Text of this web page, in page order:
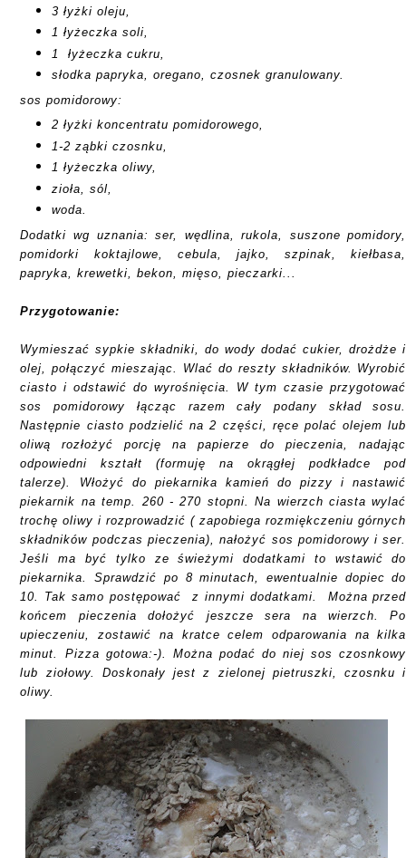
3 łyżki oleju,
1 łyżeczka soli,
1 łyżeczka cukru,
słodka papryka, oregano, czosnek granulowany.
sos pomidorowy:
2 łyżki koncentratu pomidorowego,
1-2 ząbki czosnku,
1 łyżeczka oliwy,
zioła, sól,
woda.
Dodatki wg uznania: ser, wędlina, rukola, suszone pomidory,
pomidorki koktajlowe, cebula, jajko, szpinak, kiełbasa,
papryka, krewetki, bekon, mięso, pieczarki...
Przygotowanie:
Wymieszać sypkie składniki, do wody dodać cukier, drożdże i
olej, połączyć mieszając. Wlać do reszty składników. Wyrobić
ciasto i odstawić do wyrośnięcia. W tym czasie przygotować
sos pomidorowy łącząc razem cały podany skład sosu.
Następnie ciasto podzielić na 2 części, ręce polać olejem lub
oliwą rozłożyć porcję na papierze do pieczenia, nadając
odpowiedni kształt (formuję naokrągłej podkładce
pod
talerze). Włożyć do piekarnika kamień do pizzy i nastawić
piekarnik na temp. 260 - 270 stopni. Na wierzch ciasta wylać
trochę oliwy i rozprowadzić ( zapobiega rozmiękczeniu górnych
składników podczas pieczenia), nałożyć sos pomidorowy i ser.
Jeśli ma być tylko ze świeżymi dodatkami to wstawić do
piekarnika. Sprawdzić po 8 minutach, ewentualnie dopiec do
10. Tak samo postępować z innymi dodatkami. Można przed
końcem pieczenia dołożyć jeszcze sera na wierzch. Po
upieczeniu, zostawić na kratce celem odparowania na kilka
minut. Pizza gotowa:-). Można podać do niej sos czosnkowy
lub ziołowy. Doskonały jest z zielonej pietruszki, czosnku i
oliwy.